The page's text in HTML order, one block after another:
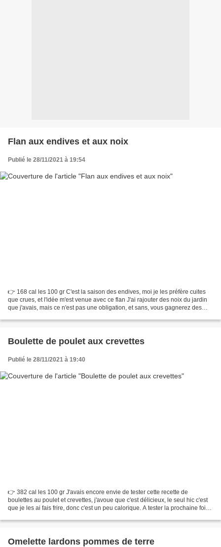
Flan aux endives et aux noix
Publié le 28/11/2021 à 19:54
👉 168 cal les 100 gr C'est la saison des endives, moi je les préfère cuites
que crues, et l'idée m'est venue avec ce flan J'ai rajouter des noix du jardin
que j'avais, mais ce n'est pas une obligation, et sans, vous gagnerez des
Boulette de poulet aux crevettes
Publié le 28/11/2021 à 19:40
👉 382 cal les 100 gr J'avais encore envie de tester cette recette de
boulettes au poulet et crevettes, j'avoue que c'est délicieux, le seul hic c'est
que je les ai fais frire, donc c'est un peu calorique. A tester la prochaine fois
Omelette lardons pommes de terre